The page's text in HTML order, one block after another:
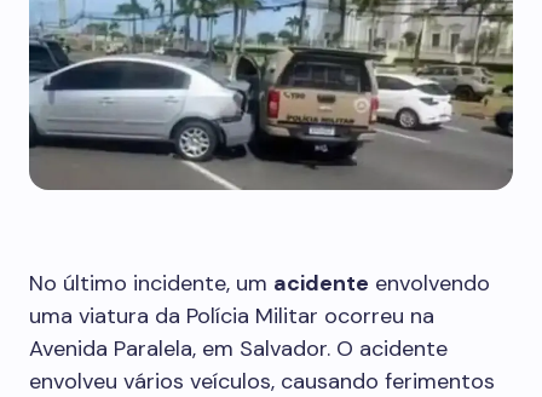
No último incidente, um acidente envolvendo
uma viatura da Polícia Militar ocorreu na
Avenida Paralela, em Salvador. O acidente
envolveu vários veículos, causando ferimentos